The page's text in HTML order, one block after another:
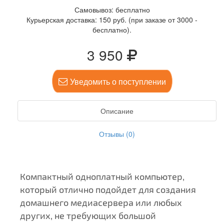
Самовывоз: бесплатно
Курьерская доставка: 150 руб. (при заказе от 3000 -
бесплатно).
3 950
Уведомить о поступлении
Описание
Отзывы (0)
Компактный одноплатный компьютер,
который отлично подойдет для создания
домашнего медиасервера или любых
других, не требующих большой